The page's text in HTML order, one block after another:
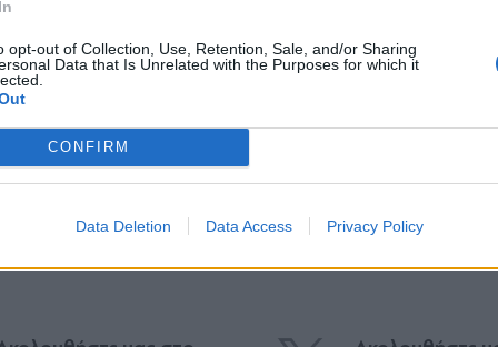
opt-out of Collection, Use, Retention, Sale, and/or Sharing
Data that Is Unrelated with the Purposes for which it
CONFIRM
Data Deletion Data Access Privacy Policy